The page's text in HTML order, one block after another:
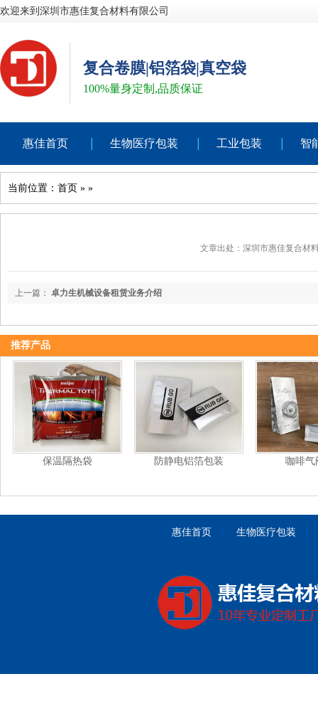
欢迎来到深圳市惠佳复合材料有限公司
复合卷膜|铝箔袋|真空袋
100%量身定制,品质保证
惠佳首页 生物医疗包装 工业包装 智
当前位置： 首页 » »
文章出处：深圳市惠佳复合材
上一篇： 卓力生机械设备租赁业务介绍
推荐产品
保温隔热袋 防静电铝箔包装 咖啡气
惠佳首页 生物医疗包装